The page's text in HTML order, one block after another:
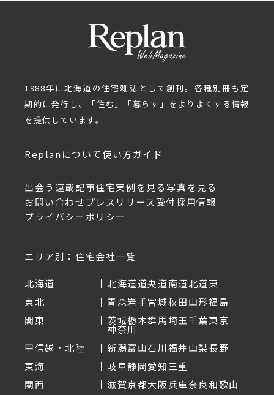
1988年に北海道の住宅雑誌として創刊。各種別冊も定
期的に発行し、「住む」「暮らす」をよりよくする情報
を提供しています。
Replanについて使い方ガイド
出会う 連載記事住宅実例を見る写真を見る
お問い合わせ プレスリリース受付採用情報
プライバシーポリシー
エリア別：住宅会社一覧
北海道 北海道道央道南道北道東
東北
青森岩手宮城秋田山形福島
関東
茨城栃木群馬埼玉千葉東京
神奈川
甲信越・北陸
新潟富山石川福井山梨長野
東海
岐阜静岡愛知三重
関西
滋賀京都大阪兵庫奈良和歌山